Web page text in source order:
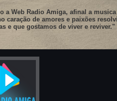
a Web Radio Amiga, afinal a
caração de amores e paixões
e que gostamos de viver e reviver."